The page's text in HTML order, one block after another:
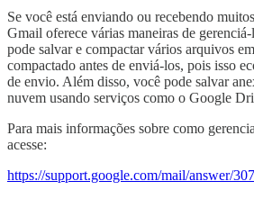
Se você está enviando ou recebendo
Gmail oferece várias maneiras de
pode salvar e compactar vários arquivos
compactado antes de enviá-los, pois isso
de envio. Além disso, você pode salvar
nuvem usando serviços como o Google
Para mais informações sobre como
acesse:
https://support.google.com/mail/answer/